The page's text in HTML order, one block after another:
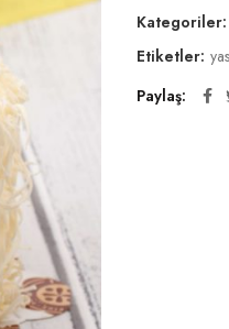
Kategoriler:
Etiketler:
Paylaş